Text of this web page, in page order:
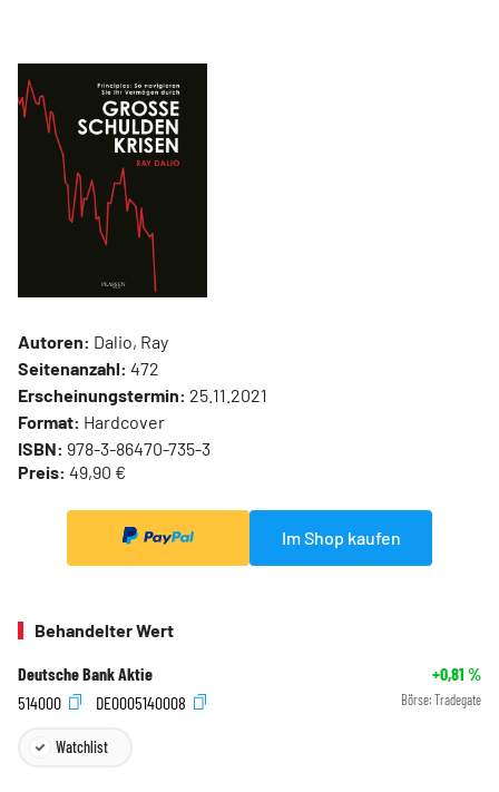
Autoren: Dalio, Ray
Seitenanzahl: 472
Erscheinungstermin: 25.11.2021
Format: Hardcover
ISBN: 978-3-86470-735-3
Preis: 49,90 €
Im Shop kaufen
Behandelter Wert
Deutsche Bank Aktie +0,81 %
514000
DE0005140008 Börse: Tradegate
Watchlist